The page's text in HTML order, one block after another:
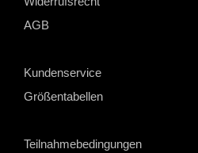
AGB
Kundenservice
Größentabellen
Teilnahmebedingungen